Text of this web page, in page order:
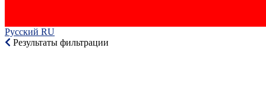
Русский RU‎
Результаты фильтрации